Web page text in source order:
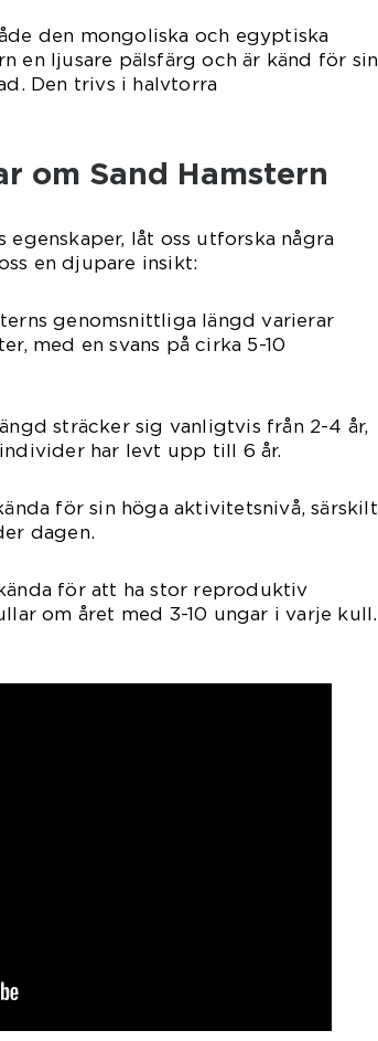
den mongoliska och egyptiska
en ljusare pälsfärg och är känd för sin
Den trivs i halvtorra
om Sand Hamstern
låt oss utforska några
en djupare insikt:
genomsnittliga längd varierar
med en svans på cirka 5-10
sträcker sig vanligtvis från 2-4 år,
har levt upp till 6 år.
för sin höga aktivitetsnivå, särskilt
dagen.
för att ha stor reproduktiv
om året med 3-10 ungar i varje kull.